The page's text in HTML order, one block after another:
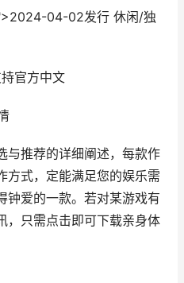
04-02发行 休闲/独
官方中文
与推荐的详细阐述，每款作
方式，定能满足您的娱乐需
钟爱的一款。若对某游戏有
，只需点击即可下载亲身体